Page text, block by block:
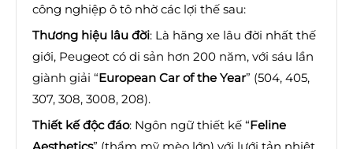
công nghiệp ô tô nhờ các lợi thế sau:
Thương hiệu lâu đời: Là hãng xe lâu đời nhất thế
giới, Peugeot có di sản hơn 200 năm, với sáu lần
giành giải “European Car of the Year” (504, 405,
307, 308, 3008, 208).
Thiết kế độc đáo: Ngôn ngữ thiết kế “Feline
Aesthetics” (thẩm mỹ mèo lớn) với lưới tản nhiệt